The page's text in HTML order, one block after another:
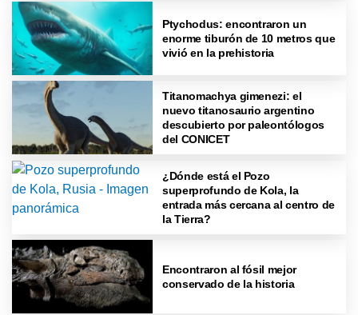
Ptychodus: encontraron un
enorme tiburón de 10 metros que
vivió en la prehistoria
Titanomachya gimenezi: el
nuevo titanosaurio argentino
descubierto por paleontólogos
del CONICET
¿Dónde está el Pozo
superprofundo de Kola, la
entrada más cercana al centro de
la Tierra?
Encontraron al fósil mejor
conservado de la historia